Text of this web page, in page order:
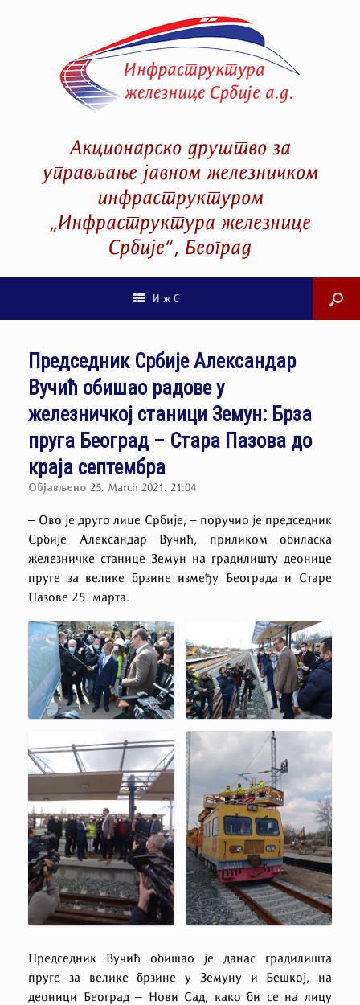
Акционарско друштво за
управљање јавном железничком
инфраструктуром
„Инфраструктура железнице
Србије“, Београд
И ж С
Председник Србије Александар
Вучић обишао радове у
железничкој станици Земун: Брза
пруга Београд – Стара Пазова до
краја септембра
Објављено 25. March 2021. 21:04
– Ово је друго лице Србије, – поручио је председник
Србије Александар Вучић, приликом обиласка
железничке станице Земун на градилишту деонице
пруге за велике брзине између Београда и Старе
Пазове 25. марта.
Председник Вучић обишао је данас градилишта
пруге за велике брзине у Земуну и Бешкој, на
деоници Београд – Нови Сад, како би се на лицу